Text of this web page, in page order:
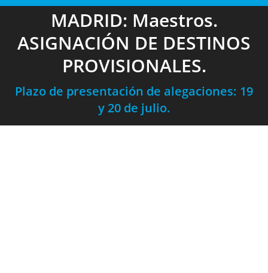
MADRID: Maestros.
ASIGNACIÓN DE DESTINOS
PROVISIONALES.
Plazo de presentación de alegaciones: 19
y 20 de julio.